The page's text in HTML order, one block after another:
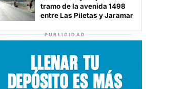
tramo de la avenida 1498
entre Las Piletas y Jaramar
PUBLICIDAD